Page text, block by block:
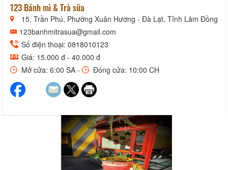
123 Bánh mì & Trà sữa
15, Trần Phú, Phường Xuân Hương - Đà Lạt, Tỉnh Lâm Đồng
123banhmitrasua@gmail.com
Số điện thoại: 0818010123
Giá: 15.000 đ - 40.000 đ
Mở cửa: 6:00 SA -
Đóng cửa: 10:00 CH